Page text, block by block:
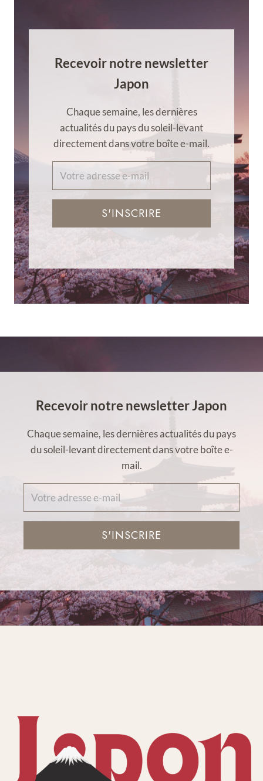
Recevoir notre newsletter
Japon
Chaque semaine, les dernières
actualités du pays du soleil-levant
directement dans votre boîte e-mail.
S'INSCRIRE
Recevoir notre newsletter Japon
Chaque semaine, les dernières actualités du pays
du soleil-levant directement dans votre boîte e-
mail.
S'INSCRIRE